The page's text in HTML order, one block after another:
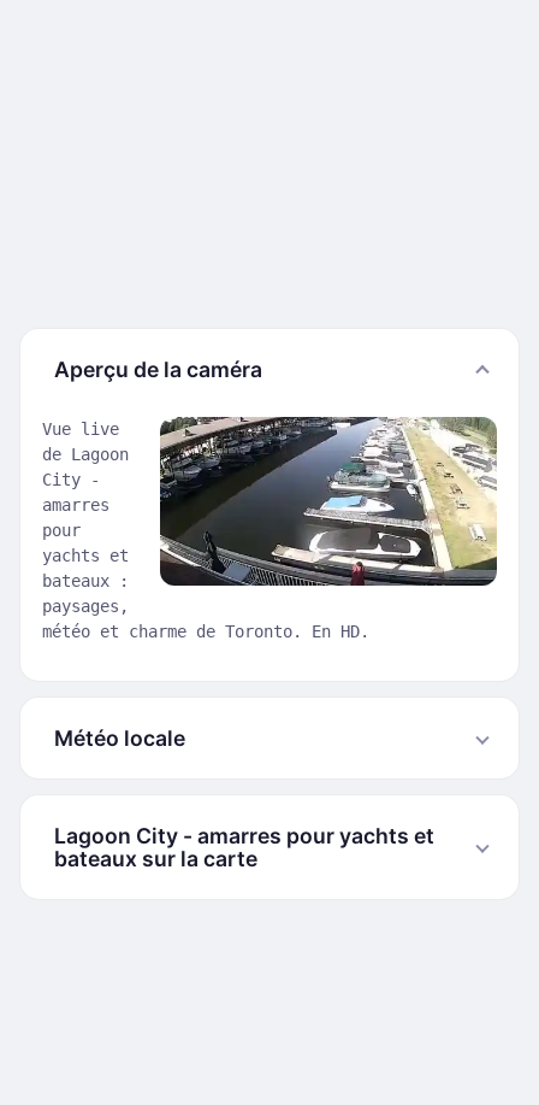
Aperçu de la caméra
Vue live
de Lagoon
City -
amarres
pour
yachts et
bateaux :
paysages,
météo et charme de Toronto. En HD.
Météo locale
Lagoon City - amarres pour yachts et
bateaux sur la carte